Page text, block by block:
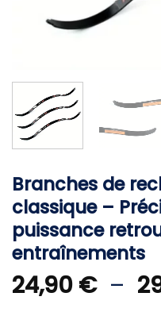
Branches de
classique –
puissance
entraînements
24,90 € –